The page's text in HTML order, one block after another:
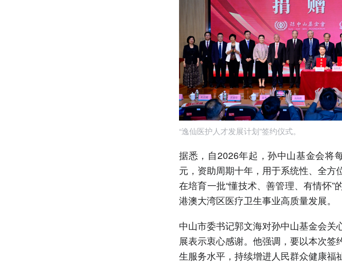
“逸仙医护人才发展计划”签约仪式。
据悉，自2026年起，孙中山基金会将
元，资助周期十年，用于系统性、全方
在培育一批“懂技术、善管理、有情怀”
港澳大湾区医疗卫生事业高质量发展。
中山市委书记郭文海对孙中山基金会关
展表示衷心感谢。他强调，要以本次签
生服务水平，持续增进人民群众健康福